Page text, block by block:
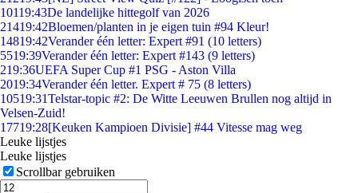
10119:43De landelijke hittegolf van 2026
21419:42Bloemen/planten in je eigen tuin #94 Kleur!
14819:42Verander één letter: Expert #91 (10 letters)
5519:39Verander één letter: Expert #143 (9 letters)
219:36UEFA Super Cup #1 PSG - Aston Villa
2019:34Verander één letter. Expert # 75 (8 letters)
10519:31Telstar-topic #2: De Witte Leeuwen Brullen nog altijd in
Velsen-Zuid!
17719:28[Keuken Kampioen Divisie] #44 Vitesse mag weg
Leuke lijstjes
Leuke lijstjes
Scrollbar gebruiken